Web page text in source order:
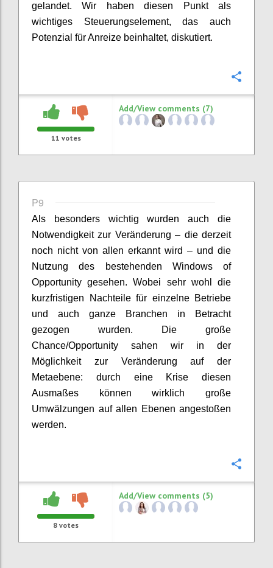
gelandet. Wir haben diesen Punkt als
wichtiges Steuerungselement, das auch
Potenzial für Anreize beinhaltet, diskutiert.
11 votes
Add/View comments (7)
P9
Als besonders wichtig wurden auch die
Notwendigkeit zur Veränderung– diederzeit
noch nicht von allen erkannt wird – und die
Nutzung des bestehenden Windows of
Opportunity gesehen. Wobei sehr wohl die
kurzfristigen Nachteile für einzelne Betriebe
und auch ganze Branchen in Betracht
gezogen wurden. Die große
Chance/Opportunity sahen wir in der
Möglichkeit zur Veränderung auf der
Metaebene: durch eine Krise diesen
Ausmaßes können wirklich große
Umwälzungen auf allen Ebenen angestoßen
werden.
8 votes
Add/View comments (5)